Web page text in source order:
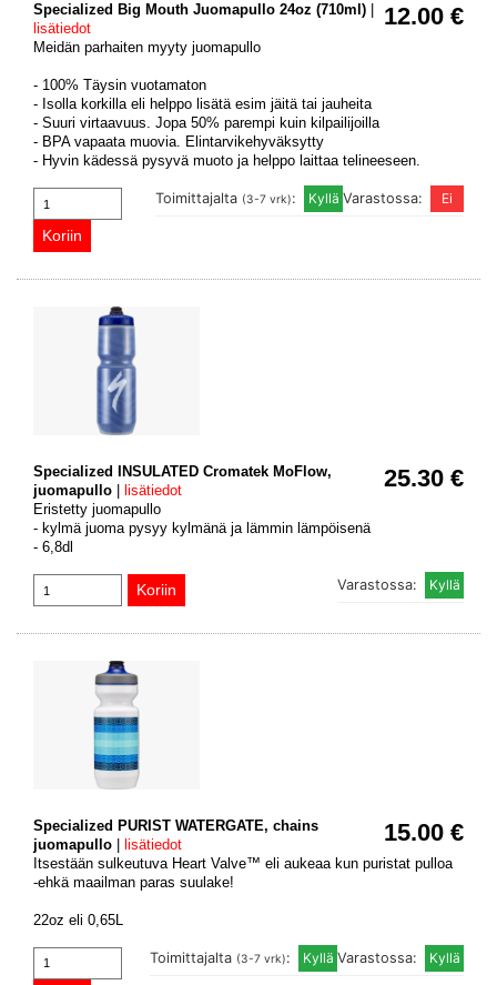
12.00 €
Specialized Big Mouth Juomapullo 24oz (710ml)
lisätiedot
Meidän parhaiten myyty juomapullo
- 100% Täysin vuotamaton
- Isolla korkilla eli helppo lisätä esim jäitä tai jauheita
- Suuri virtaavuus. Jopa 50% parempi kuin kilpailijoilla
- BPA vapaata muovia. Elintarvikehyväksytty
- Hyvin kädessä pysyvä muoto ja helppo laittaa telineeseen.
Varastossa:
Toimittajalta (3-7 vrk):
25.30 €
Specialized INSULATED Cromatek MoFlow,
juomapullo
lisätiedot
Eristetty juomapullo
- kylmä juoma pysyy kylmänä ja lämmin lämpöisenä
- 6,8dl
Varastossa:
15.00 €
Specialized PURIST WATERGATE, chains
juomapullo
lisätiedot
Itsestään sulkeutuva Heart Valve™ eli aukeaa kun puristat pulloa
-ehkä maailman paras suulake!
22oz eli 0,65L
Varastossa:
Toimittajalta (3-7 vrk):